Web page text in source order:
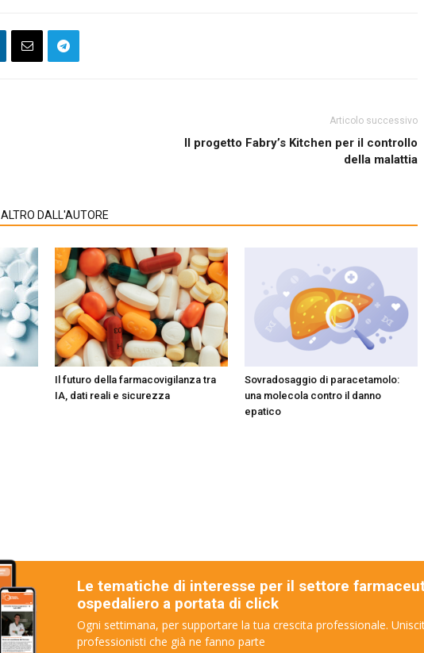
Articolo successivo
Il progetto Fabry’s Kitchen per il controllo
della malattia
ALTRO DALL'AUTORE
Il futuro della farmacovigilanza tra
IA, dati reali e sicurezza
Sovradosaggio di paracetamolo:
una molecola contro il danno
epatico
Le tematiche di interesse per il settore
ospedaliero a portata di click
Ogni settimana, per supportare la tua crescita professionale.
professionisti che già ne fanno parte